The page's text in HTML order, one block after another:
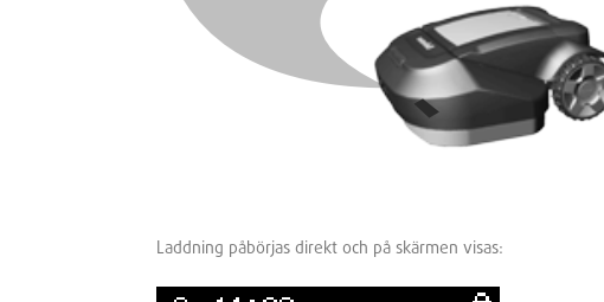
Laddning påbörjas direkt och på skärmen visas: